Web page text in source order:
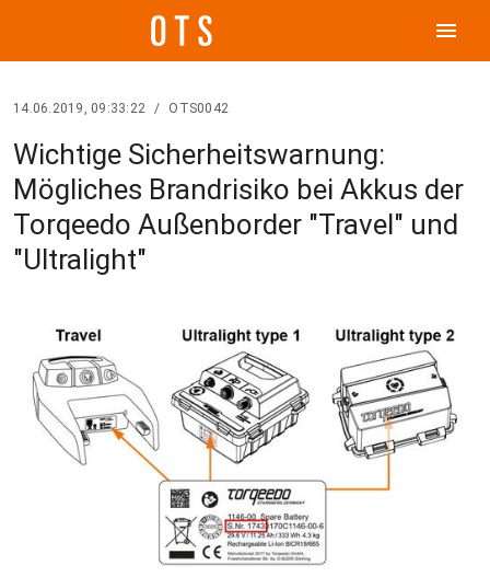
menu
14.06.2019, 09:33:22 / OTS0042
Wichtige Sicherheitswarnung:
Mögliches Brandrisiko bei Akkus der
Torqeedo Außenborder "Travel" und
"Ultralight"